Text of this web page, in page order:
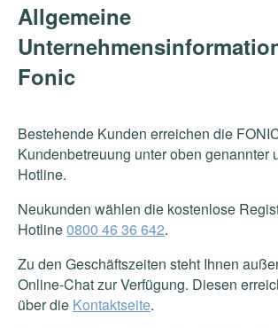
Allgemeine
Fonic
Bestehende Kunden erreichen die
Kundenbetreuung unter oben genannter
Hotline.
Neukunden wählen die kostenlose
Hotline0800 46 36 642.
Zu den Geschäftszeiten steht Ihnen
Online-Chat zur Verfügung. Diesen
über die Kontaktseite.